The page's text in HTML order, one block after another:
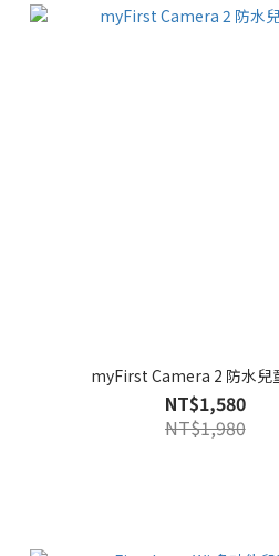
myFirst Camera 2 防水兒
NT$1,580
NT$1,980